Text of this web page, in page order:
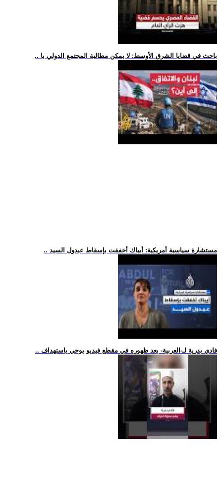
.. باحث في قضايا الشرق الأوسط: لا يمكن مطالبة المجتمع الدولي با
.. مستشارة سياسية أمريكية: أيباك أخفقت بإسقاط عبدول السيد
.. فادي بدرية لـ-العربية- بعد ظهوره في مقطع فيديو يوحي باستهداف